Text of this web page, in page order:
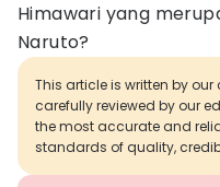
Himawari yang
Naruto?
This article is written by
carefully reviewed by our
the most accurate and
standards of quality,